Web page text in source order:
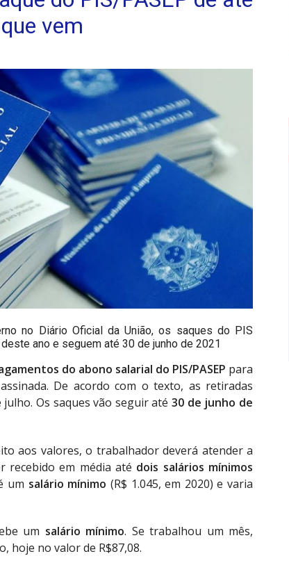
vem
no Diário Oficial da União, os saques do PIS
ano e seguem até 30 de junho de 2021
do abono salarial do PIS/PASEP para
De acordo com o texto, as retiradas
Os saques vão seguir até30 de junho de
aos valores, o trabalhador deverá atender a
recebido em média até dois salários mínimos
um salário mínimo (R$ 1.045, em 2020) e varia
um salário mínimo. Se trabalhou um mês,
hoje no valor de R$87,08.